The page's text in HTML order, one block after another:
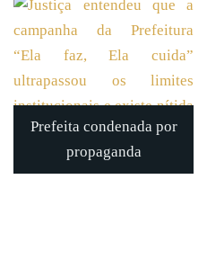
Prefeita condenada por
propaganda